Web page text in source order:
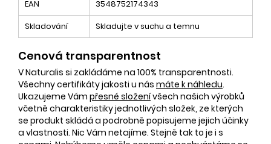
EAN
3548752174343
Skladování
Skladujte v suchu a temnu
Cenová transparentnost
V Naturalis si zakládáme na 100% transparentnosti.
Všechny certifikáty jakosti u nás máte k náhledu.
Ukazujeme Vám přesné složenívšech našich výrobků
včetně charakteristiky jednotlivých složek, ze kterých
se produkt skládá a podrobně popisujeme jejich účinky
a vlastnosti. Nic Vám netajíme. Stejně tak to je i s